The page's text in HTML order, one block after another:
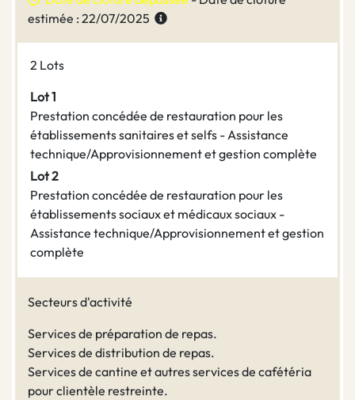
estimée : 22/07/2025
2 Lots
Lot 1
Prestation concédée de restauration pour les
établissements sanitaires et selfs - Assistance
technique/Approvisionnement et gestion complète
Lot 2
Prestation concédée de restauration pour les
établissements sociaux et médicaux sociaux -
Assistance technique/Approvisionnement et gestion
complète
Secteurs d'activité
Services de préparation de repas.
Services de distribution de repas.
Services de cantine et autres services de cafétéria
pour clientèle restreinte.